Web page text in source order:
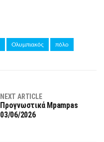
Ολυμπιακός πόλο
NEXT ARTICLE
Προγνωστικά Mpampas
03/06/2026